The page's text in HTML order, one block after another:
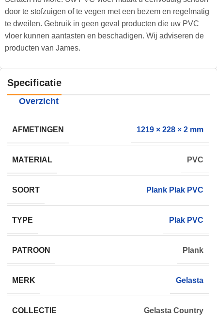
door te stofzuigen of te vegen met een bezem en regelmatig
te dweilen. Gebruik in geen geval producten die uw PVC
vloer kunnen aantasten en beschadigen. Wij adviseren de
producten van James.
Specificatie
Overzicht
AFMETINGEN 1219 × 228 × 2 mm
MATERIAL PVC
SOORT Plank Plak PVC
TYPE Plak PVC
PATROON Plank
MERK Gelasta
COLLECTIE Gelasta Country